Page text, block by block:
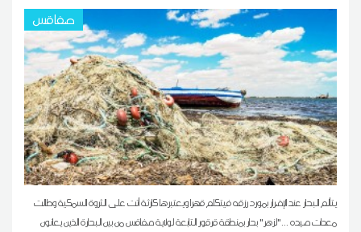
صفاقس
يتألم البحار عند الإضرار بمورد رزقه فيتكلم قهرا ويعتبرها كارثة أتت على الثروة السمكية وطالت
معدات صيده ..."لزهر" بحار بمنطقة قرقور التابعة لولاية صفاقس من بين البحارة الذين يعانون